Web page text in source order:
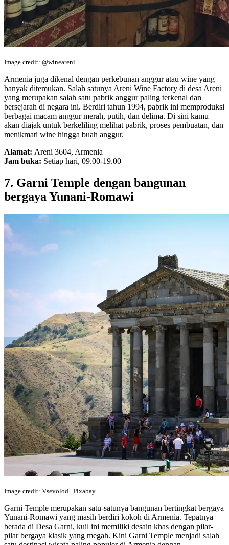
Image credit: @wineareni
Armenia juga dikenal dengan perkebunan anggur atau wine yang
banyak ditemukan. Salah satunya Areni Wine Factory di desa Areni
yang merupakan salah satu pabrik anggur paling terkenal dan
bersejarah di negara ini. Berdiri tahun 1994, pabrik ini memproduksi
berbagai macam anggur merah, putih, dan delima. Di sini kamu
akan diajak untuk berkeliling melihat pabrik, proses pembuatan, dan
menikmati wine hingga buah anggur.
Alamat: Areni 3604, Armenia
Jam buka: Setiap hari, 09.00-19.00
7. Garni Temple dengan bangunan
bergaya Yunani-Romawi
Image credit: Vsevolod | Pixabay
Garni Temple merupakan satu-satunya bangunan bertingkat bergaya
Yunani-Romawi yang masih berdiri kokoh di Armenia. Tepatnya
berada di Desa Garni, kuil ini memiliki desain khas dengan pilar-
pilar bergaya klasik yang megah. Kini Garni Temple menjadi salah